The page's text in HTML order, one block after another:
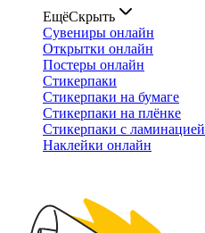
ЕщёСкрыть
Сувениры онлайн
Открытки онлайн
Постеры онлайн
Стикерпаки
Стикерпаки на бумаге
Стикерпаки на плёнке
Стикерпаки с ламинацией
Наклейки онлайн